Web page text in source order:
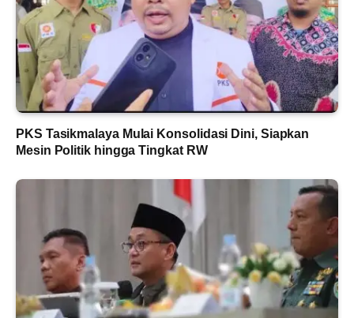
PKS Tasikmalaya Mulai Konsolidasi Dini, Siapkan
Mesin Politik hingga Tingkat RW